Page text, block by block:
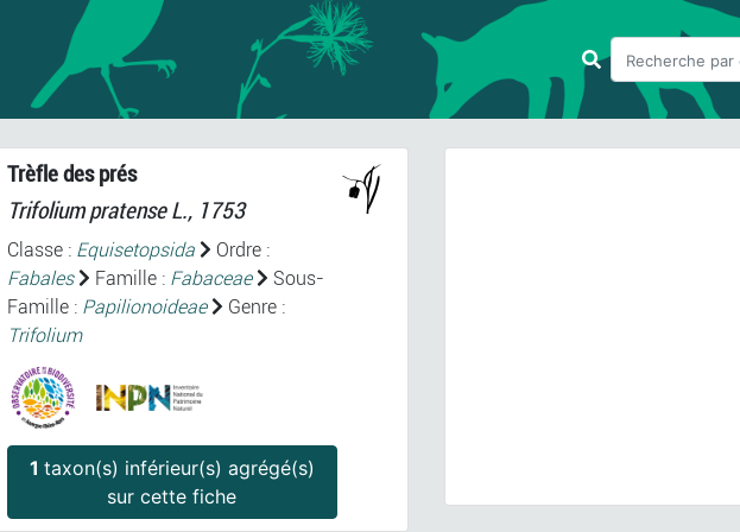
Trèfle des prés
Trifolium pratenseL., 1753
Classe : Equisetopsida
Ordre :
Fabales
Famille : Fabaceae
Sous-
Famille : Papilionoideae
Genre :
Trifolium
1 taxon(s) inférieur(s) agrégé(s)
sur cette fiche